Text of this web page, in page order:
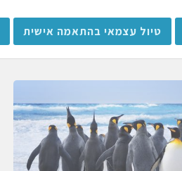
טיול עצמאי בהתאמה אישית